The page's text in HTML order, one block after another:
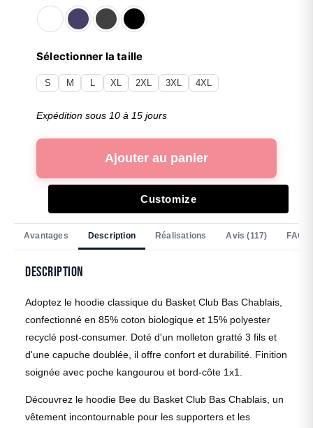
Sélectionner la taille
S M XL 2XL 3XL 4XL
Expédition sous 10 à 15 jours
Ajouter au panier
Customize
Avantages Description Réalisations Avis (117) FAQ
Description
Adoptez le hoodie classique du Basket Club Bas Chablais,
confectionné en 85% coton biologique et 15% polyester
recyclé post-consumer. Doté d'un molleton gratté 3 fils et
d'une capuche doublée, il offre confort et durabilité. Finition
soignée avec poche kangourou et bord-côte 1x1.
Découvrez le hoodie Bee du Basket Club Bas Chablais, un
vêtement incontournable pour les supporters et les